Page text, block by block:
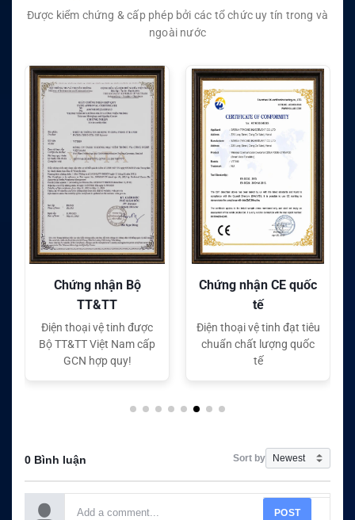
Được kiểm chứng & cấp phép bởi các tổ chức uy tín trong và
ngoài nước
Chứng nhận CE quốc
tế
Điện thoại vệ tinh đạt tiêu
chuẩn chất lượng quốc
tế
Chứng nhận FC quốc
tế
Điện thoại vệ tinh đạt tiêu
chuẩn chất lượng quốc
tế
0 Bình luận Sort by
POST